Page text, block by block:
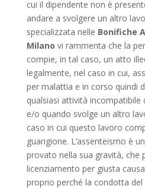
cui il dipendente non è
andare a svolgere un altro
specializzata nelle Bonifiche
Milano vi rammenta che la
compie, in tal caso, un atto
legalmente, nel caso in cui,
per malattia e in corso quindi
qualsiasi attività
e/o quando svolge un altro
caso in cui questo lavoro
guarigione. L’assenteismo è
provato nella sua gravità, che
licenziamento per giusta
proprio perché la condotta